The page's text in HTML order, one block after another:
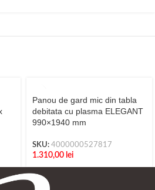
Panou de gard mic din tabla
debitata cu plasma ELEGANT
990×1940 mm
SKU: 4000000527817
1.310,00 lei